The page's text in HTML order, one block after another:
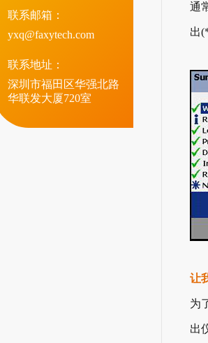
联系邮箱：
yxq@faxytech.com
联系地址：
深圳市福田区华强北路
华联发大厦720室
通
出
让
为
出